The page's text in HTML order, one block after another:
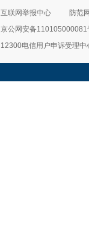
互联网举报中心
防范
京公网安备110105000081
12300电信用户申诉受理中